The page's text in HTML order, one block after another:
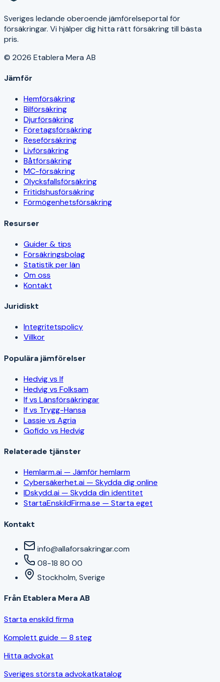
Sveriges ledande oberoende jämförelseportal för
försäkringar. Vi hjälper dig hitta rätt försäkring till bästa
pris.
© 2026 Etablera Mera AB
Jämför
Hemförsäkring
Bilförsäkring
Djurförsäkring
Företagsförsäkring
Reseförsäkring
Livförsäkring
Båtförsäkring
MC-försäkring
Olycksfallsförsäkring
Fritidshusförsäkring
Förmögenhetsförsäkring
Resurser
Guider & tips
Försäkringsbolag
Statistik per län
Om oss
Kontakt
Juridiskt
Integritetspolicy
Villkor
Populära jämförelser
Hedvig vs If
Hedvig vs Folksam
If vs Länsförsäkringar
If vs Trygg-Hansa
Lassie vs Agria
Gofido vs Hedvig
Relaterade tjänster
Hemlarm.ai — Jämför hemlarm
Cybersäkerhet.ai — Skydda dig online
IDskydd.ai — Skydda din identitet
StartaEnskildFirma.se — Starta eget
Kontakt
info@allaforsakringar.com
08-18 80 00
Stockholm, Sverige
Från Etablera Mera AB
Starta enskild firma
Komplett guide — 8 steg
Hitta advokat
Sveriges största advokatkatalog